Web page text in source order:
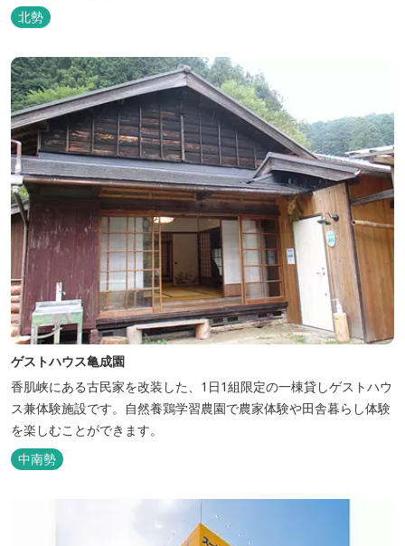
北勢
ゲストハウス亀成園
香肌峡にある古民家を改装した、1日1組限定の一棟貸しゲストハウ
ス兼体験施設です。​自然養鶏学習農園で農家体験や田舎暮らし体験
を楽しむことができます。
中南勢